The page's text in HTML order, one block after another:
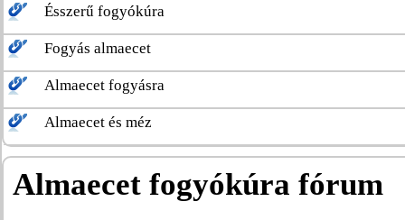
Ésszerű fogyókúra
Fogyás almaecet
Almaecet fogyásra
Almaecet és méz
Almaecet fogyókúra fórum